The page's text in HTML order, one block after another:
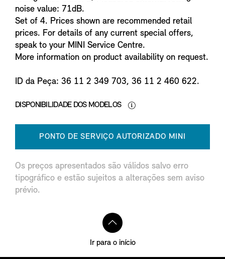
noise value: 71dB.
Set of 4. Prices shown are recommended retail
prices. For details of any current special offers,
speak to your MINI Service Centre.
More information on product availability on request.
ID da Peça: 36 11 2 349 703, 36 11 2 460 622.
DISPONIBILIDADE DOS MODELOS
PONTO DE SERVIÇO AUTORIZADO MINI
Os preços apresentados são válidos salvo erro
tipográfico e estão sujeitos a alterações sem aviso
prévio.
Ir para o início